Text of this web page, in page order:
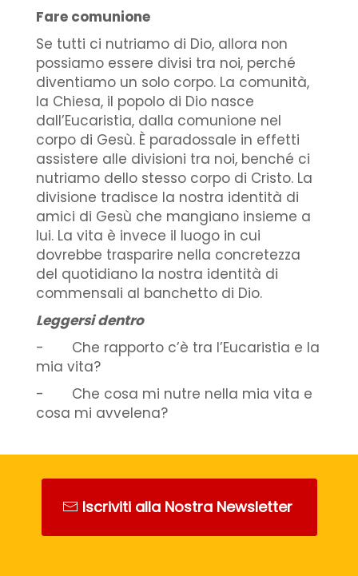
Fare comunione
Se tutti ci nutriamo di Dio, allora non
possiamo essere divisi tra noi, perché
diventiamo un solo corpo. La comunità,
la Chiesa, il popolo di Dio nasce
dall’Eucaristia, dalla comunione nel
corpo di Gesù. È paradossale in effetti
assistere alle divisioni tra noi, benché ci
nutriamo dello stesso corpo di Cristo. La
divisione tradisce la nostra identità di
amici di Gesù che mangiano insieme a
lui. La vita è invece il luogo in cui
dovrebbe trasparire nella concretezza
del quotidiano la nostra identità di
commensali al banchetto di Dio.
Leggersi dentro
- Che rapporto c’è tra l’Eucaristia e la
mia vita?
- Che cosa mi nutre nella mia vita e
cosa mi avvelena?
Iscriviti alla Nostra Newsletter